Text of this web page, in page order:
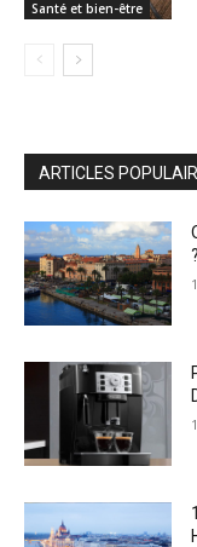
Santé et bien-être
ARTICLES
?